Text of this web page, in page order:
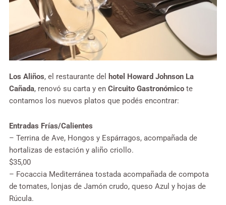
Los Aliños, el restaurante del
hotel Howard Johnson La
Cañada, renovó su carta y en Circuito Gastronómico te
contamos los nuevos platos que podés encontrar:
Entradas Frías/Calientes
– Terrina de Ave, Hongos y Espárragos, acompañada de
hortalizas de estación y aliño criollo.
$35,00
– Focaccia Mediterránea tostada acompañada de compota
de tomates, lonjas de Jamón crudo, queso Azul y hojas de
Rúcula.